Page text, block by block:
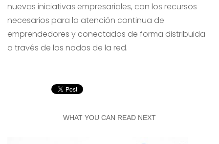
nuevas iniciativas empresariales, con los recursos
necesarios para la atención continua de
emprendedores y conectados de forma distribuida
a través de los nodos de la red.
WHAT YOU CAN READ NEXT